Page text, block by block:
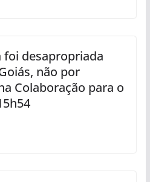
foi desapropriada
não por
Colaboração para o